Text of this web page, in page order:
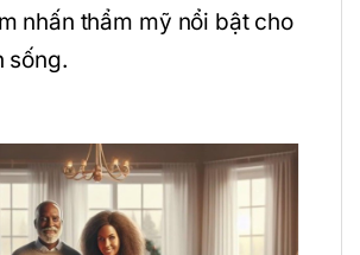
nhấn thẩm mỹ nổi bật cho
sống.